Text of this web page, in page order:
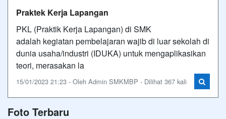
Praktek Kerja Lapangan
PKL (Praktik Kerja Lapangan) di SMK
adalah kegiatan pembelajaran wajib di luar sekolah di
dunia usaha/industri (IDUKA) untuk mengaplikasikan
teori, merasakan la
15/01/2023 21:23 - Oleh Admin SMKMBP - Dilihat 367 kali
Foto Terbaru